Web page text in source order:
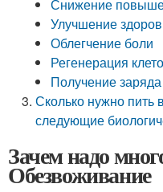
Снижение
Улучшение
Облегчение боли
Регенерация
Получение
Сколько нужно
следующие
Зачем надо
Обезвоживание